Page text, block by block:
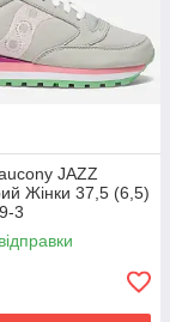
JAZZ
Жінки 37,5 (6,5)
3